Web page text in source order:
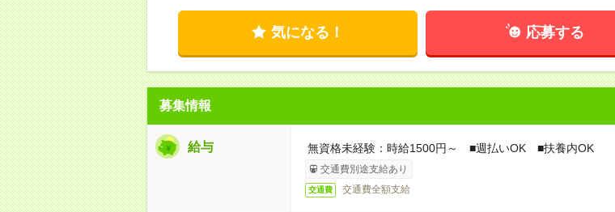
気になる！ 応募する
募集情報
給与 無資格未経験：時給1500円～ ■週払いOK ■扶養内OK
交通費別途支給あり
交通費 交通費全額支給